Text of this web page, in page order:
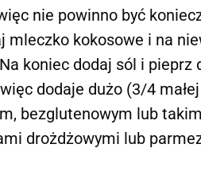
nie powinno być
mleczko kokosowe i na
koniec dodaj sól i pieprz
dodaje dużo (3/4 małej
bezglutenowym lub
drożdżowymi lub